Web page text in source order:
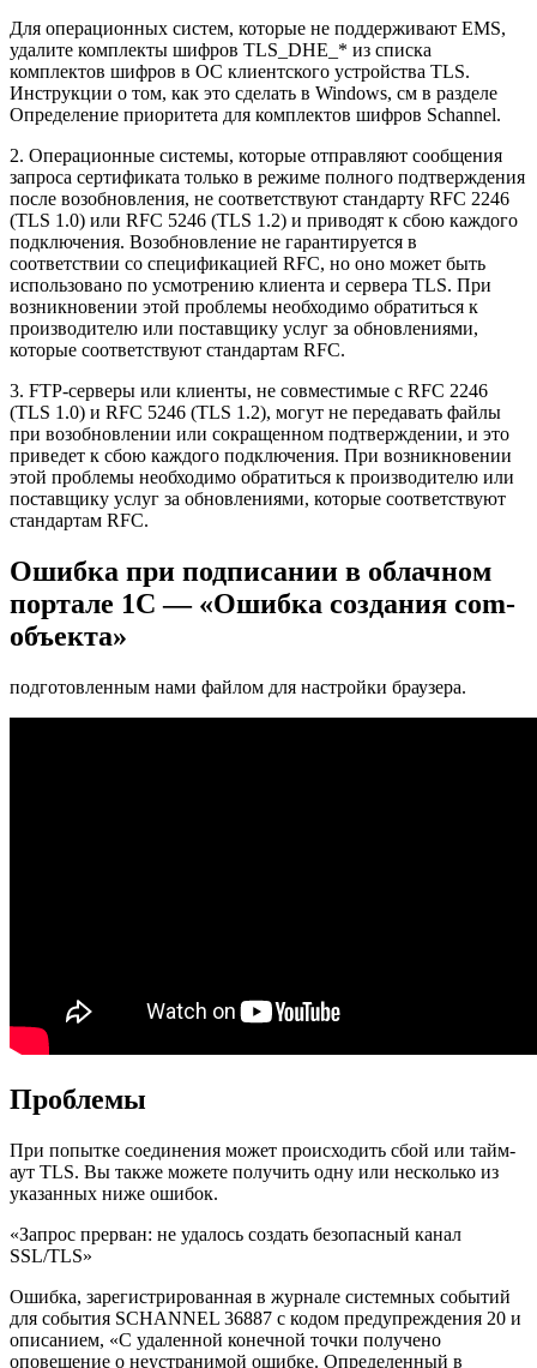
Для операционных систем, которые не поддерживают EMS,
удалите комплекты шифров TLS_DHE_* из списка
комплектов шифров в ОС клиентского устройства TLS.
Инструкции о том, как это сделать в Windows, см в разделе
Определение приоритета для комплектов шифров Schannel.
2. Операционные системы, которые отправляют сообщения
запроса сертификата только в режиме полного подтверждения
после возобновления, не соответствуют стандарту RFC 2246
(TLS 1.0) или RFC 5246 (TLS 1.2) и приводят к сбою каждого
подключения. Возобновление не гарантируется в
соответствии со спецификацией RFC, но оно может быть
использовано по усмотрению клиента и сервера TLS. При
возникновении этой проблемы необходимо обратиться к
производителю или поставщику услуг за обновлениями,
которые соответствуют стандартам RFC.
3. FTP-серверы или клиенты, не совместимые с RFC 2246
(TLS 1.0) и RFC 5246 (TLS 1.2), могут не передавать файлы
при возобновлении или сокращенном подтверждении, и это
приведет к сбою каждого подключения. При возникновении
этой проблемы необходимо обратиться к производителю или
поставщику услуг за обновлениями, которые соответствуют
стандартам RFC.
Ошибка при подписании в облачном
портале 1С — «Ошибка создания com-
объекта»
подготовленным нами файлом для настройки браузера.
Проблемы
При попытке соединения может происходить сбой или тайм-
аут TLS. Вы также можете получить одну или несколько из
указанных ниже ошибок.
«Запрос прерван: не удалось создать безопасный канал
SSL/TLS»
Ошибка, зарегистрированная в журнале системных событий
для события SCHANNEL 36887 с кодом предупреждения 20 и
описанием, «С удаленной конечной точки получено
оповещение о неустранимой ошибке. Определенный в